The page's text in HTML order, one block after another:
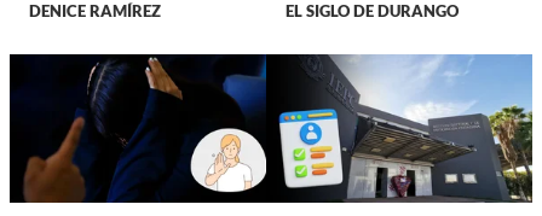
DENICE RAMÍREZ EL SIGLO DE DURANGO